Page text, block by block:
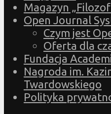
Magazyn
Open Journal
Czym jest
Oferta dla
Fundacja
Nagroda im.
Twardowskiego
Polityka